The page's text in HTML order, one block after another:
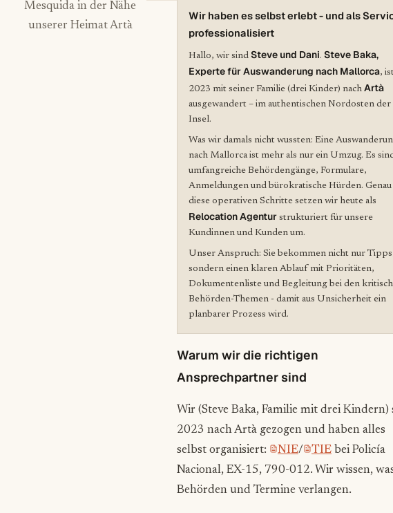
Mesquida in der Nähe
unserer Heimat Artà
Wir haben es selbst erlebt - und als
professionalisiert
Hallo, wir sind Steve und Dani. Steve Baka,
Experte für Auswanderung nach Mallorca,
2023 mit seiner Familie (drei Kinder) nach Artà
ausgewandert – im authentischen Nordosten der
Insel.
Was wir damals nicht wussten: Eine
nach Mallorca ist mehr als nur ein Umzug. Es
umfangreiche Behördengänge, Formulare,
Anmeldungen und bürokratische Hürden. Genau
diese operativen Schritte setzen wir heute als
Relocation Agentur strukturiert für unsere
Kundinnen und Kunden um.
Unser Anspruch: Sie bekommen nicht nur
sondern einen klaren Ablauf mit Prioritäten,
Dokumentenliste und Begleitung bei den
Behörden-Themen - damit aus Unsicherheit ein
planbarer Prozess wird.
Warum wir die richtigen
Ansprechpartner sind
Wir (Steve Baka, Familie mit drei Kindern)
2023 nach Artà gezogen und haben alles
selbst organisiert:
NIE/ TIE bei Policía
Nacional, EX-15, 790-012. Wir wissen,
Behörden und Termine verlangen.